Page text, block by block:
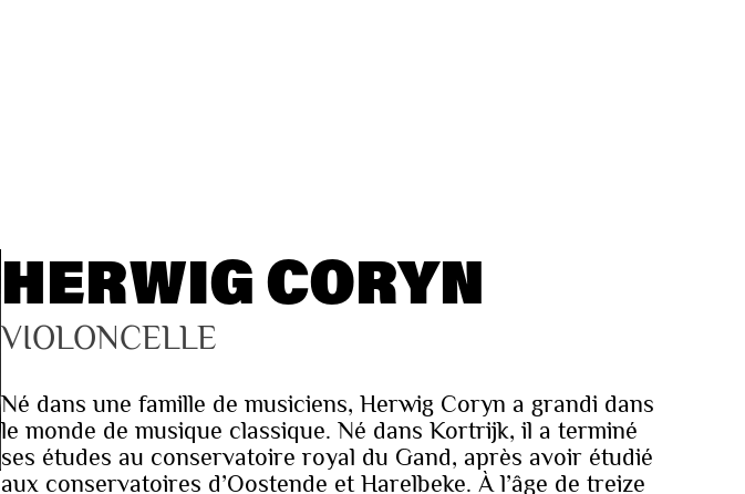
HERWIG CORYN
VIOLONCELLE
Né dans une famille de musiciens, Herwig Coryn a grandi dans
le monde de musique classique. Né dans Kortrijk, il a terminé
ses études au conservatoire royal du Gand, après avoir étudié
aux conservatoires d’Oostende et Harelbeke. À l’âge de treize